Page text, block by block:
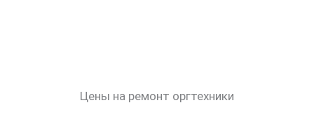
Цены на ремонт оргтехники